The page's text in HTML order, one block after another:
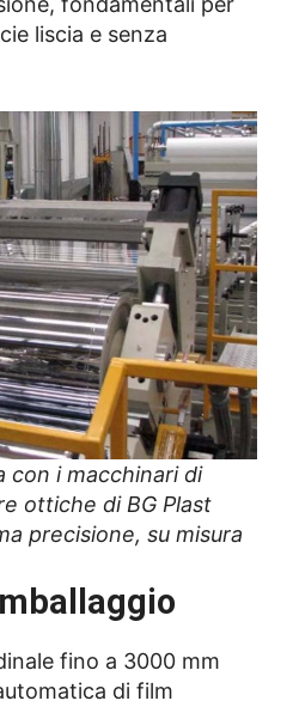
liscia e senza
con i macchinari di
ottiche di BG Plast
precisione, su misura
fino a 3000 mm
di film